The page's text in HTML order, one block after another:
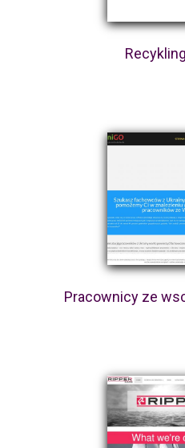
Pracownicy ze